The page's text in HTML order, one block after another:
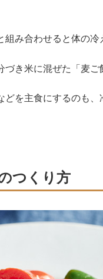
み合わせると体の冷
き米に混ぜた「麦ご
を主食にするのも
つくり方